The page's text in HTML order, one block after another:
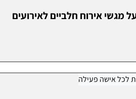
מגשי אירוח חלביים לאירועים